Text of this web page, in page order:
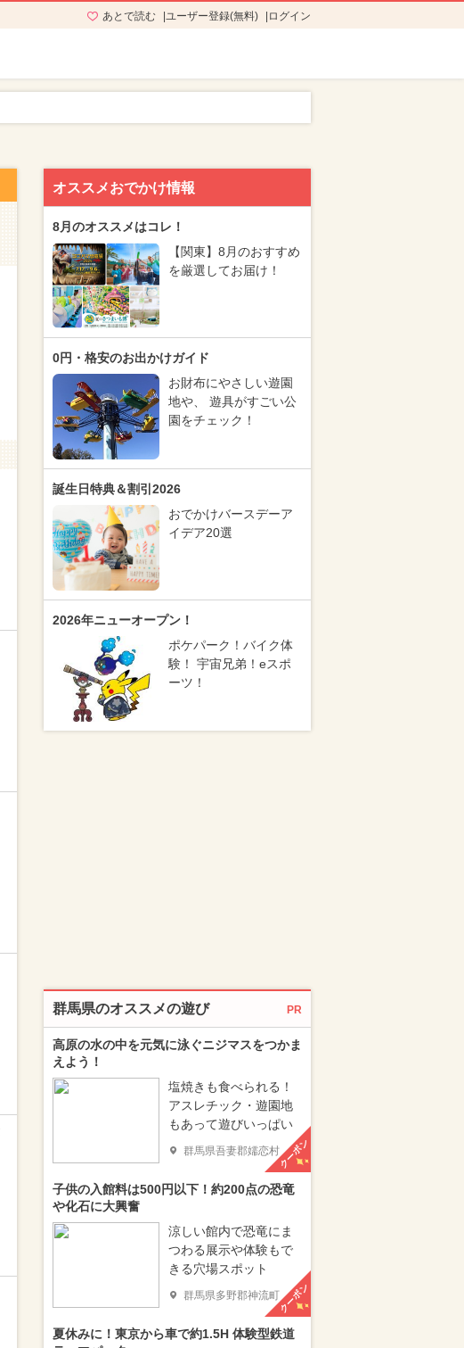
あとで読む ユーザー登録(無料) ログイン
オススメおでかけ情報
8月のオススメはコレ！
【関東】8月のおすすめ
を厳選してお届け！
0円・格安のお出かけガイド
お財布にやさしい遊園
地や、 遊具がすごい公
園をチェック！
誕生日特典＆割引2026
おでかけバースデーア
イデア20選
2026年ニューオープン！
ポケパーク！バイク体
験！ 宇宙兄弟！eスポ
ーツ！
群馬県のオススメの遊び PR
高原の水の中を元気に泳ぐニジマスをつかま
えよう！
塩焼きも食べられる！
アスレチック・遊園地
もあって遊びいっぱい
群馬県吾妻郡嬬恋村クーポン
子供の入館料は500円以下！約200点の恐竜
や化石に大興奮
涼しい館内で恐竜にま
つわる展示や体験もで
きる穴場スポット
群馬県多野郡神流町クーポン
夏休みに！東京から車で約1.5H 体験型鉄道